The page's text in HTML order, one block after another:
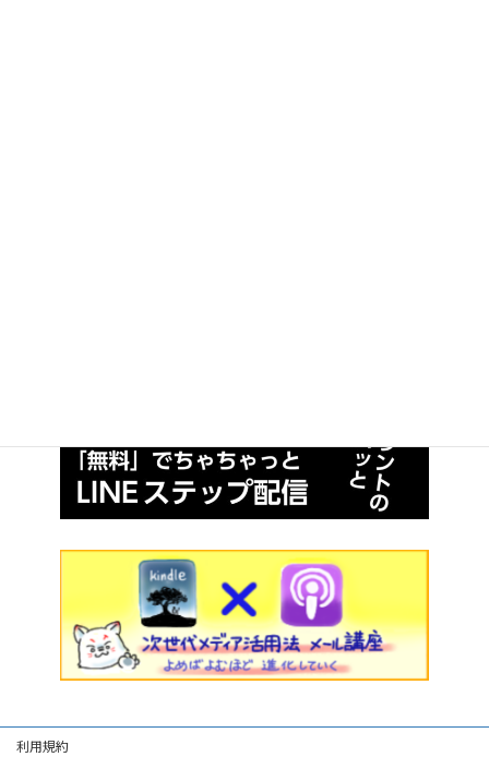
利用規約